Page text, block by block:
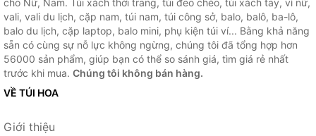
vali, vali du lịch, cặp nam, túi nam, túi công sở, balo, balô, ba-lô,
balo du lịch, cặp laptop, balo mini, phụ kiện túi ví... Bằng khả năng
sẵn có cùng sự nỗ lực không ngừng, chúng tôi đã tổng hợp hơn
56000 sản phẩm, giúp bạn có thể so sánh giá, tìm giá rẻ nhất
trước khi mua. Chúng tôi không bán hàng.
VỀ TÚI HOA
Giới thiệu